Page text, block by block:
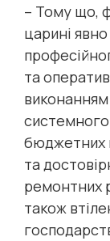
– Тому що,
царині явно
та
виконанням
бюджетних
та
ремонтних
також